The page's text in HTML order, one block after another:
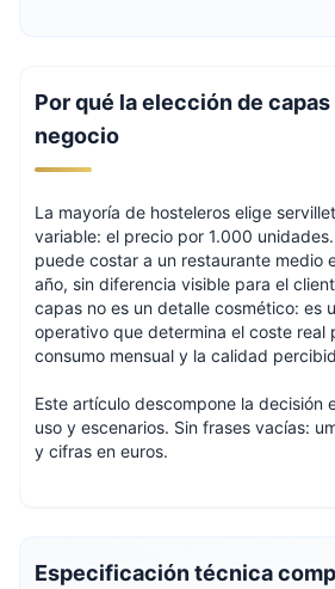
Por qué la elección de
negocio
La mayoría de hosteleros elige
variable: el precio por 1.000
puede costar a un restaurante medio
año, sin diferencia visible para el
capas no es un detalle cosmético: es
operativo que determina el coste real
consumo mensual y la calidad
Este artículo descompone la decisión
uso y escenarios. Sin frases vacías:
y cifras en euros.
Especificación técnica